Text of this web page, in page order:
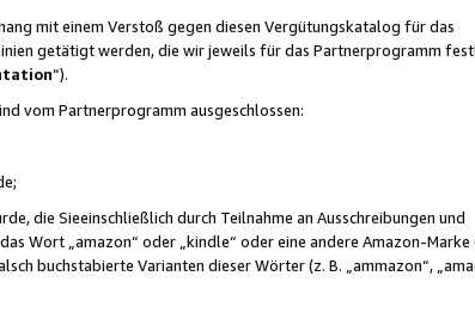
mit einem Verstoß gegen diesen Vergütungskatalog für das
getätigt werden, die wir jeweils für das Partnerprogramm
“).
vom Partnerprogramm ausgeschlossen:
die Sieeinschließlich durch Teilnahme an Ausschreibungen und
Wort „amazon“ oder „kindle“ oder eine andere Amazon-Marke
buchstabierte Varianten dieser Wörter (z. B. „ammazon“,